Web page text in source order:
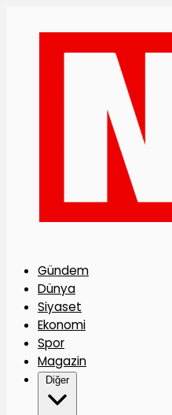
Gündem
Dünya
Siyaset
Ekonomi
Spor
Magazin
Diğer